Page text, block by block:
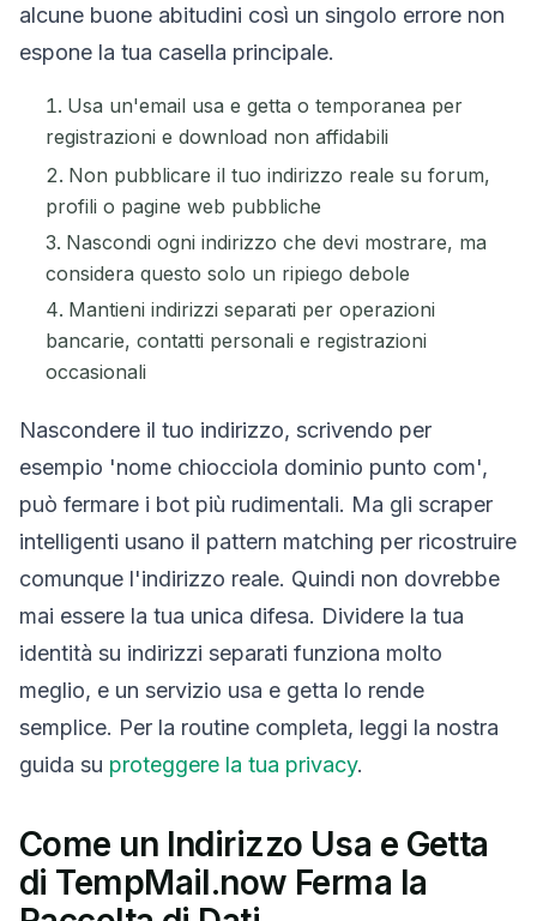
alcune buone abitudini così un singolo errore non
espone la tua casella principale.
Usa un'email usa e getta o temporanea per
registrazioni e download non affidabili
Non pubblicare il tuo indirizzo reale su forum,
profili o pagine web pubbliche
Nascondi ogni indirizzo che devi mostrare, ma
considera questo solo un ripiego debole
Mantieni indirizzi separati per operazioni
bancarie, contatti personali e registrazioni
occasionali
Nascondere il tuo indirizzo, scrivendo per
esempio 'nome chiocciola dominio punto com',
può fermare i bot più rudimentali. Ma gli scraper
intelligenti usano il pattern matching per ricostruire
comunque l'indirizzo reale. Quindi non dovrebbe
mai essere la tua unica difesa. Dividere la tua
identità su indirizzi separati funziona molto
meglio, e un servizio usa e getta lo rende
semplice. Per la routine completa, leggi la nostra
guida su proteggere la tua privacy.
Come un Indirizzo Usa e Getta
di TempMail.now Ferma la